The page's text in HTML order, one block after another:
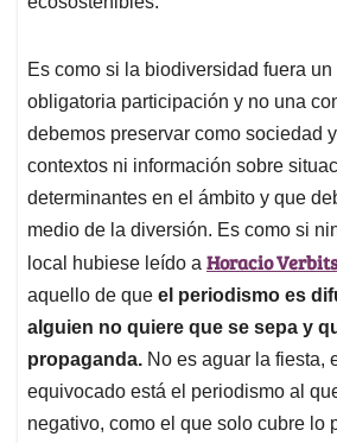
Es como si la biodiversidad fuera
obligatoria participación y no una
debemos preservar como sociedad
contextos ni información sobre
determinantes en el ámbito y que
medio de la diversión. Es como si
local hubiese leído a Horacio
aquello de que el periodismo es
alguien no quiere que se sepa y
propaganda. No es aguar la fiesta,
equivocado está el periodismo al
negativo, como el que solo cubre lo